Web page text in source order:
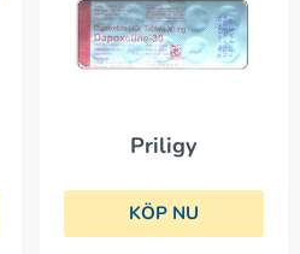
Priligy
KÖP NU